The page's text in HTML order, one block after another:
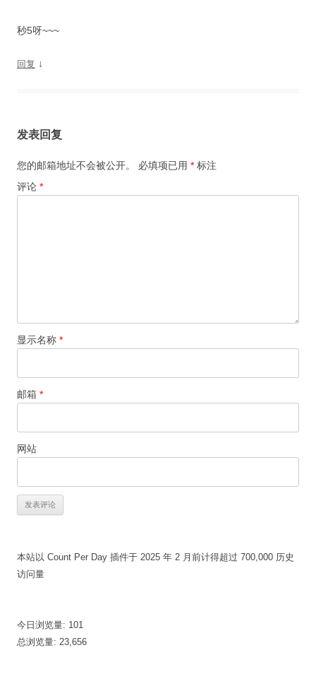
秒5呀~~~
回复 ↓
发表回复
您的邮箱地址不会被公开。 必填项已用 * 标注
评论 *
显示名称 *
邮箱 *
网站
本站以 Count Per Day 插件于 2025 年 2 月前计得超过 700,000 历史
访问量
今日浏览量: 101
总浏览量: 23,656